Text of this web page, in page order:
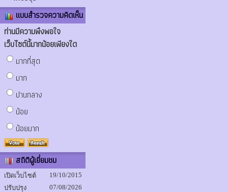
แบบสำรวจความคิดเห็น
ท่านมีความพึงพอใจ
เว็บไซต์นี้มากน้อยเพียงใด
มากที่สุด
มาก
ปานกลาง
น้อย
น้อยมาก
สถิติผู้เยี่ยมชม
เปิดเว็บไซต์
19/10/2015
ปรับปรุง
07/08/2026